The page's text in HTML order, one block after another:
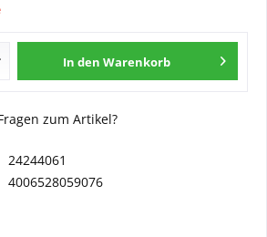
In den Warenkorb
zum Artikel?
24244061
4006528059076